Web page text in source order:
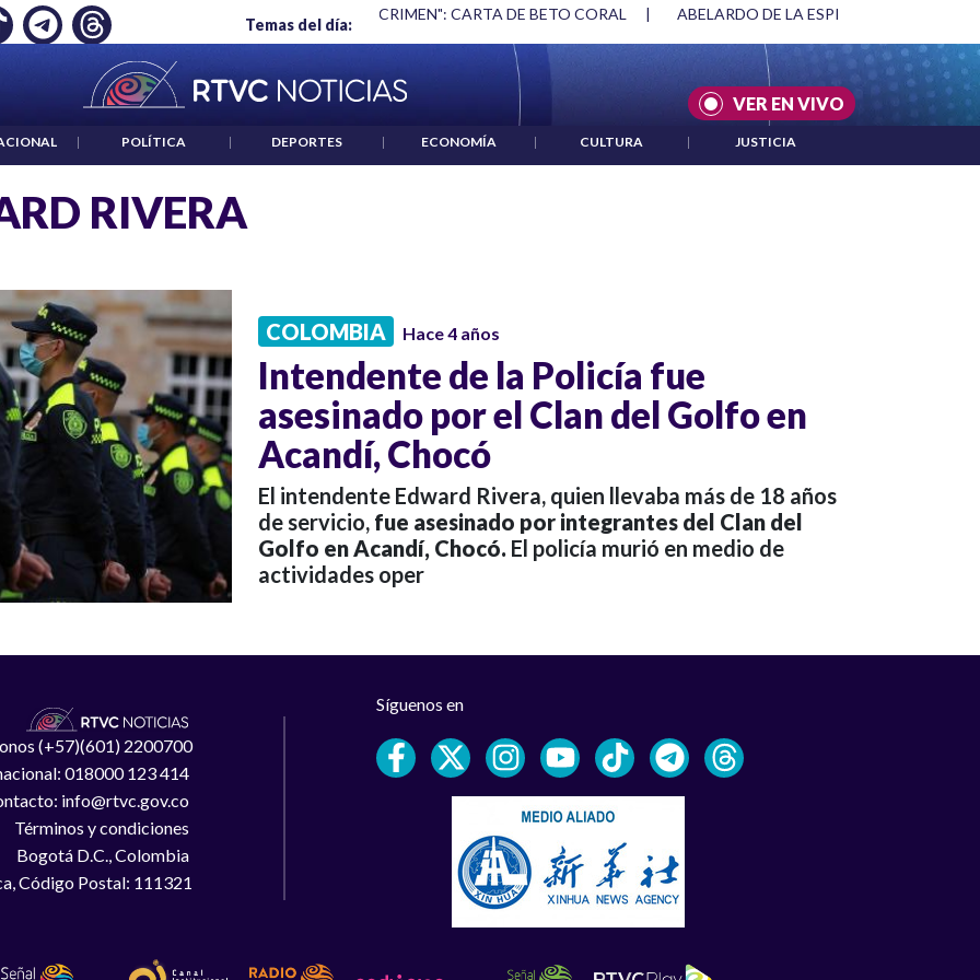
Temas del día:
EMPLEO: JP MORGAN "HABLAR NO ES UN CRIMEN": CARTA DE BETO CORAL | ABELARDO DE LA ESPRIELLA Y DMG
VER EN VIVO
| POLÍTICA | DEPORTES | ECONOMÍA | CULTURA | JUSTICIA
RIVERA
COLOMBIA Hace 4 años
Intendente de la Policía fue
asesinado por el Clan del Golfo en
Acandí, Chocó
El intendente Edward Rivera, quien llevaba más de 18 años
de servicio, fue asesinado por integrantes del Clan del
Golfo en Acandí, Chocó. El policía murió en medio de
actividades oper
(+57)(601) 2200700
018000 123 414
info@rtvc.gov.co
Términos y condiciones
Bogotá D.C., Colombia
Código Postal: 111321
Síguenos en